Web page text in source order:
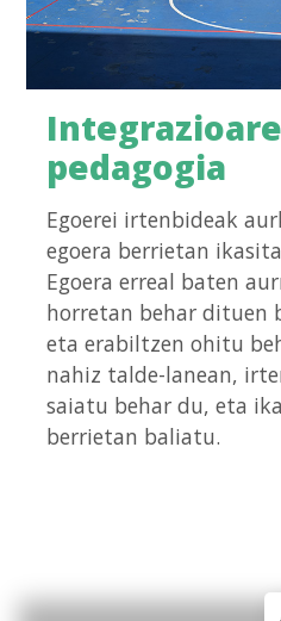
pedagogia
Egoerei irtenbideak
egoera berrietan
Egoera erreal baten
horretan behar dituen
eta erabiltzen ohitu
nahiz talde-lanean,
saiatu behar du, eta
berrietan baliatu.